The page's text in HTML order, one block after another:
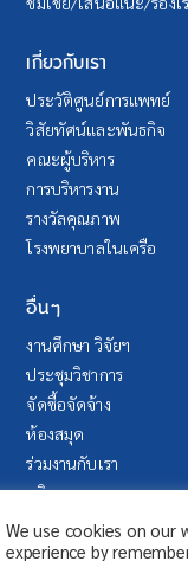
เกี่ยวกับเรา
ประวัติศูนย์การแพทย์
วิสัยทัศน์และพันธกิจ
คณะผู้บริหาร
การบริหารงาน
รางวัลคุณภาพ
โรงพยาบาลในเครือ
อื่นๆ
งานศึกษา วิจัยฯ
ประชุมวิชาการ
จัดซื้อจัดจ้าง
ห้องสมุด
ร่วมงานกับเรา
บริจาค
ระบบลา (SAP Fiori)
We use cookies on
experience by